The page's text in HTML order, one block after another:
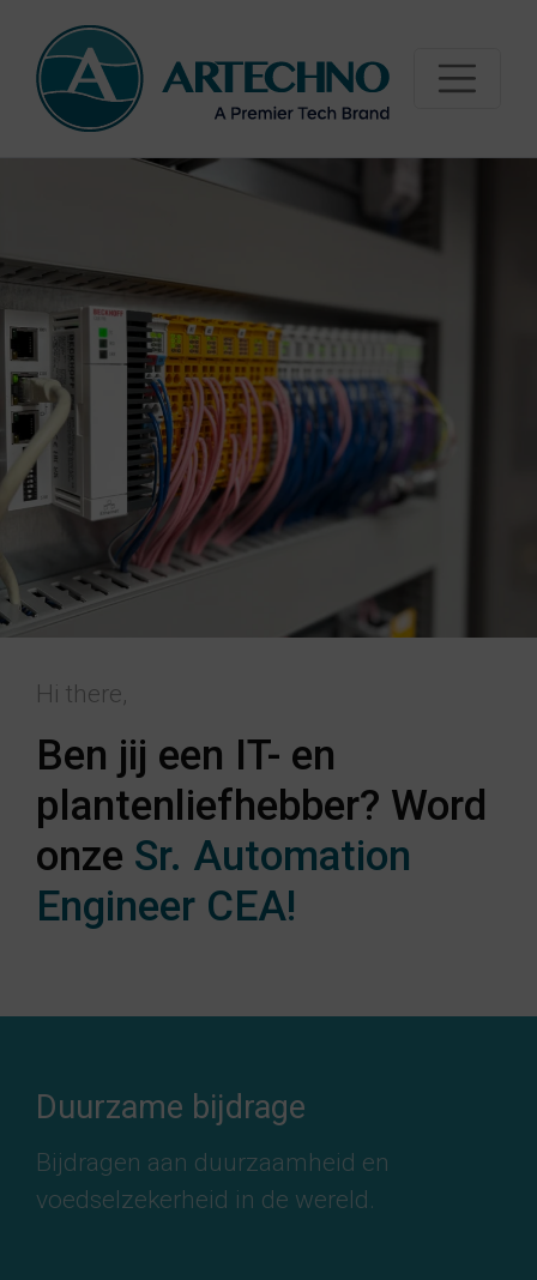
Hi there,
Ben jij een IT- en
plantenliefhebber? Word
onze Sr. Automation
Engineer CEA!
Duurzame bijdrage
Bijdragen aan duurzaamheid en
voedselzekerheid in de wereld.